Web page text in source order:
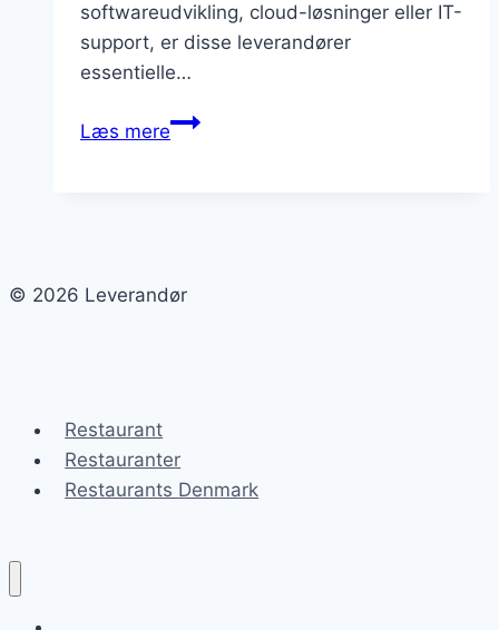
softwareudvikling, cloud-løsninger eller IT-
support, er disse leverandører
essentielle…
Læs mereLeverandører
© 2026 Leverandør
Restaurant
Restauranter
Restaurants Denmark